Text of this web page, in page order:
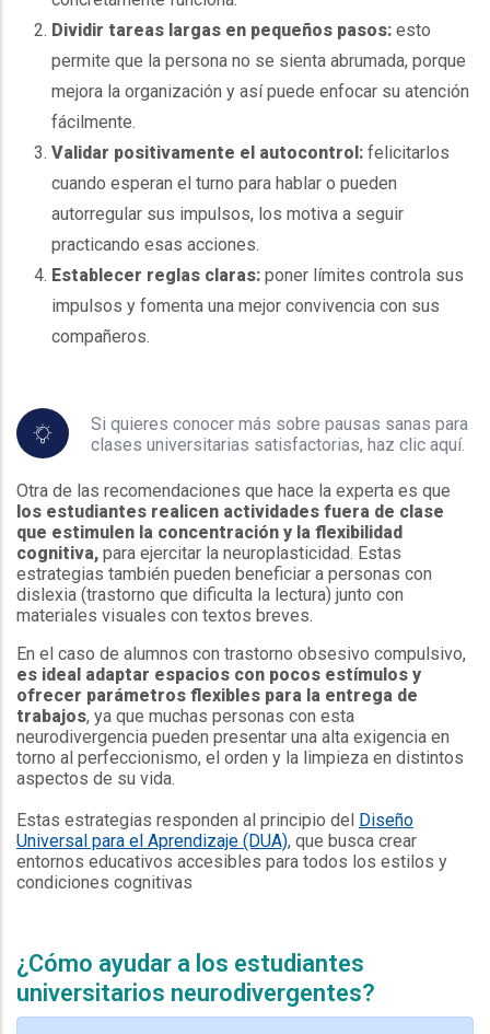
Dividir tareas largas en pequeños pasos: esto
permite que la persona no se sienta abrumada, porque
mejora la organización y así puede enfocar su atención
fácilmente.
Validar positivamente el autocontrol: felicitarlos
cuando esperan el turno para hablar o pueden
autorregular sus impulsos, los motiva a seguir
practicando esas acciones.
Establecer reglas claras: poner límites controla sus
impulsos y fomenta una mejor convivencia con sus
compañeros.
Si quieres conocer más sobre pausas sanas para
clases universitarias satisfactorias, haz clic aquí.
Otra de las recomendaciones que hace la experta es que
los estudiantes realicen actividades fuera de clase
que estimulen la concentración y la flexibilidad
cognitiva, para ejercitar la neuroplasticidad. Estas
estrategias también pueden beneficiar a personas con
dislexia (trastorno que dificulta la lectura) junto con
materiales visuales con textos breves.
En el caso de alumnos con trastorno obsesivo compulsivo,
es ideal adaptar espacios con pocos estímulos y
ofrecer parámetros flexibles para la entrega de
trabajos, ya que muchas personas con esta
neurodivergencia pueden presentar una alta exigencia en
torno al perfeccionismo, el orden y la limpieza en distintos
aspectos de su vida.
Estas estrategias responden al principio del
Diseño
Universal para el Aprendizaje (DUA), que busca crear
entornos educativos accesibles para todos los estilos y
condiciones cognitivas
¿Cómo ayudar a los estudiantes
universitarios neurodivergentes?